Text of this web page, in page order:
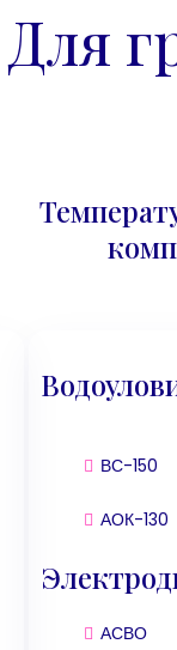
Для
ВС-150
АОК-130
АСВО